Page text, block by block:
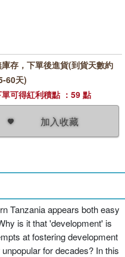
加入收藏
存，下單後進貨(到貨天數約
60天)
可得紅利積點 ：59 點
Tanzania appears both easy
is it that 'development' is
at fostering development
for decades? In this